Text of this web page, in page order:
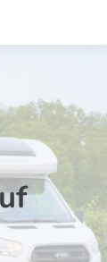
Fahrzeugverkauf
Marken
Vermietung